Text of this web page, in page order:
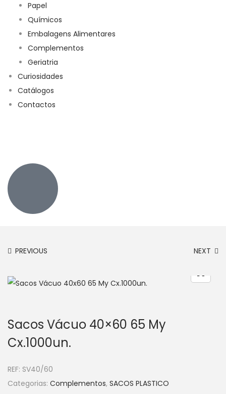
Papel
Químicos
Embalagens Alimentares
Complementos
Geriatria
Curiosidades
Catálogos
Contactos
PREVIOUS NEXT
Sacos Vácuo 40×60 65 My
Cx.1000un.
REF: SV40/60
Categorias: Complementos, SACOS PLASTICO